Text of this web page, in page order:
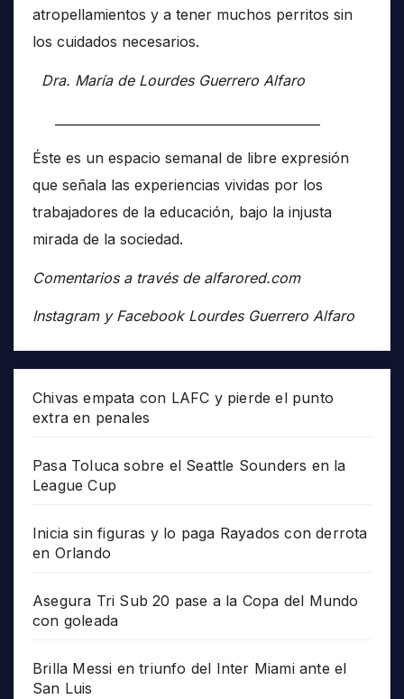
atropellamientos y a tener muchos perritos sin
los cuidados necesarios.
Dra. María de Lourdes Guerrero Alfaro
Éste es un espacio semanal de libre expresión
que señala las experiencias vividas por los
trabajadores de la educación, bajo la injusta
mirada de la sociedad.
Comentarios a través de alfarored.com
Instagram y Facebook Lourdes Guerrero Alfaro
Chivas empata con LAFC y pierde el punto
extra en penales
Pasa Toluca sobre el Seattle Sounders en la
League Cup
Inicia sin figuras y lo paga Rayados con derrota
en Orlando
Asegura Tri Sub 20 pase a la Copa del Mundo
con goleada
Brilla Messi en triunfo del Inter Miami ante el
San Luis